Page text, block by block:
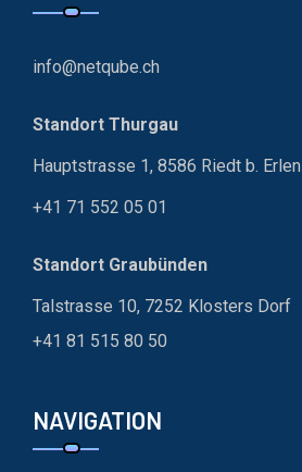
info@netqube.ch
Standort Thurgau
Hauptstrasse 1, 8586 Riedt b. Erlen
+41 71 552 05 01
Standort Graubünden
Talstrasse 10, 7252 Klosters Dorf
+41 81 515 80 50
NAVIGATION